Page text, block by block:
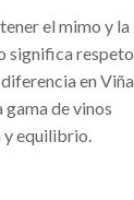
el mimo y la
significa respeto
en Viña
gama de vinos
y equilibrio.